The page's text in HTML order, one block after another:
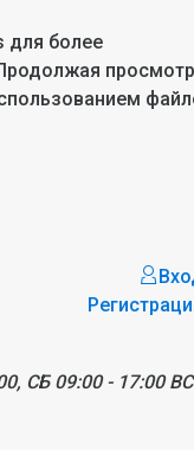
для более
просмотр
СБ 09:00 - 17:00